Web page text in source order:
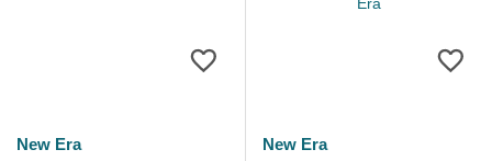
New Era
New Era